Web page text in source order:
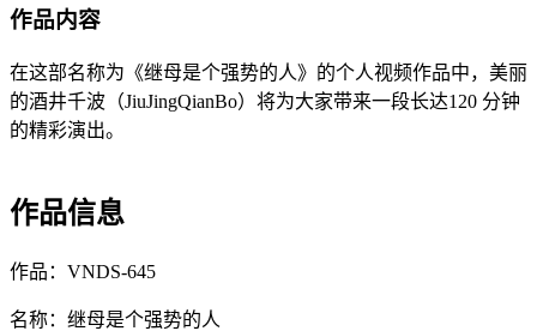
作品内容
在这部名称为《继母是个强势的人》的个人视频作品中，美丽
的酒井千波（JiuJingQianBo）将为大家带来一段长达120 分钟
的精彩演出。
作品信息
作品：VNDS-645
名称：继母是个强势的人